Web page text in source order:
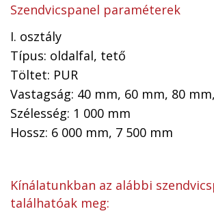
Szendvicspanel paraméterek
I. osztály
Típus: oldalfal, tető
Töltet: PUR
Vastagság: 40 mm, 60 mm, 80
Szélesség: 1 000 mm
Hossz: 6 000 mm, 7 500 mm
Kínálatunkban az alábbi
találhatóak meg: